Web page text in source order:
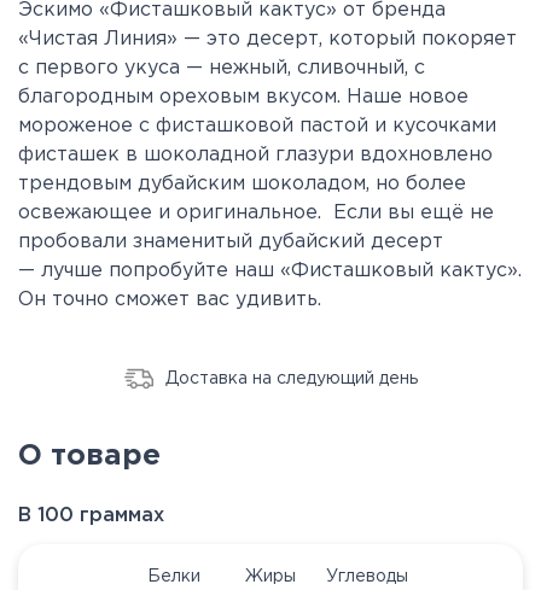
Эскимо «Фисташковый кактус» от бренда
«Чистая Линия» — это десерт, который покоряет
с первого укуса — нежный, сливочный, с
благородным ореховым вкусом. Наше новое
мороженое с фисташковой пастой и кусочками
фисташек в шоколадной глазури вдохновлено
трендовым дубайским шоколадом, но более
освежающее и оригинальное. Если вы ещё не
пробовали знаменитый дубайский десерт
— лучше попробуйте наш «Фисташковый кактус».
Он точно сможет вас удивить.
Доставка на следующий день
О товаре
В 100 граммах
Белки Жиры Углеводы